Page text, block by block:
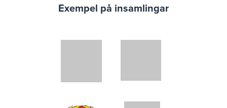
Exempel på insamlingar